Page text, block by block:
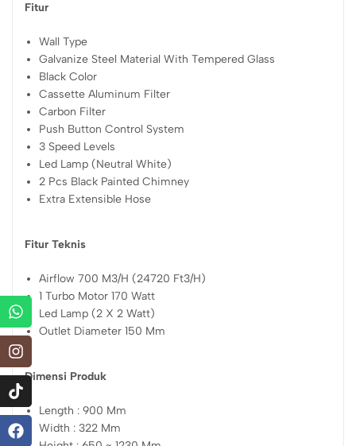
Fitur
Wall Type
Galvanize Steel Material With Tempered Glass
Black Color
Cassette Aluminum Filter
Carbon Filter
Push Button Control System
3 Speed Levels
Led Lamp (Neutral White)
2 Pcs Black Painted Chimney
Extra Extensible Hose
Fitur Teknis
Airflow 700 M3/H (24720 Ft3/H)
1 Turbo Motor 170 Watt
Led Lamp (2 X 2 Watt)
Outlet Diameter 150 Mm
Dimensi Produk
Length : 900 Mm
Width : 322 Mm